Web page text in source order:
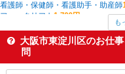
看護師・保健師・看護助手・助産師
フォークリフト 1,700円
経理・人事・労務・総務・法務
介護職・ヘルパー1,553円
板金・塗装・溶接
大阪市東淀川区の他の職種の平均
も
大阪市東淀川区のお仕
問